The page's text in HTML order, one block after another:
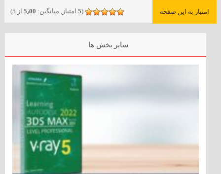
امتیاز به این صفحه (
5 امتیاز, میانگین: 5٫00 از 5)
سایر بخش ها